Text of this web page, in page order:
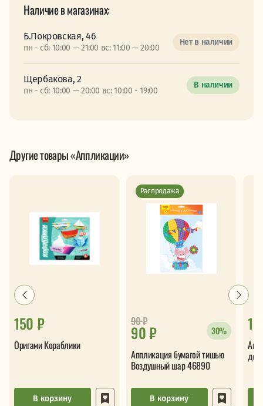
Наличие в магазинах:
Б.Покровская, 46
пн - сб: 10:00 — 21:00 вс: 11:00 — 20:00
Нет в наличии
Щербакова, 2
пн - сб: 10:00 — 20:00 вс: 10:00 - 19:00
В наличии
Другие товары «Аппликации»
150 ₽
Оригами Кораблики
В корзину
Распродажа
90 ₽
90₽
30%
Аппликация бумагой тишью
Воздушный шар 46890
В корзину